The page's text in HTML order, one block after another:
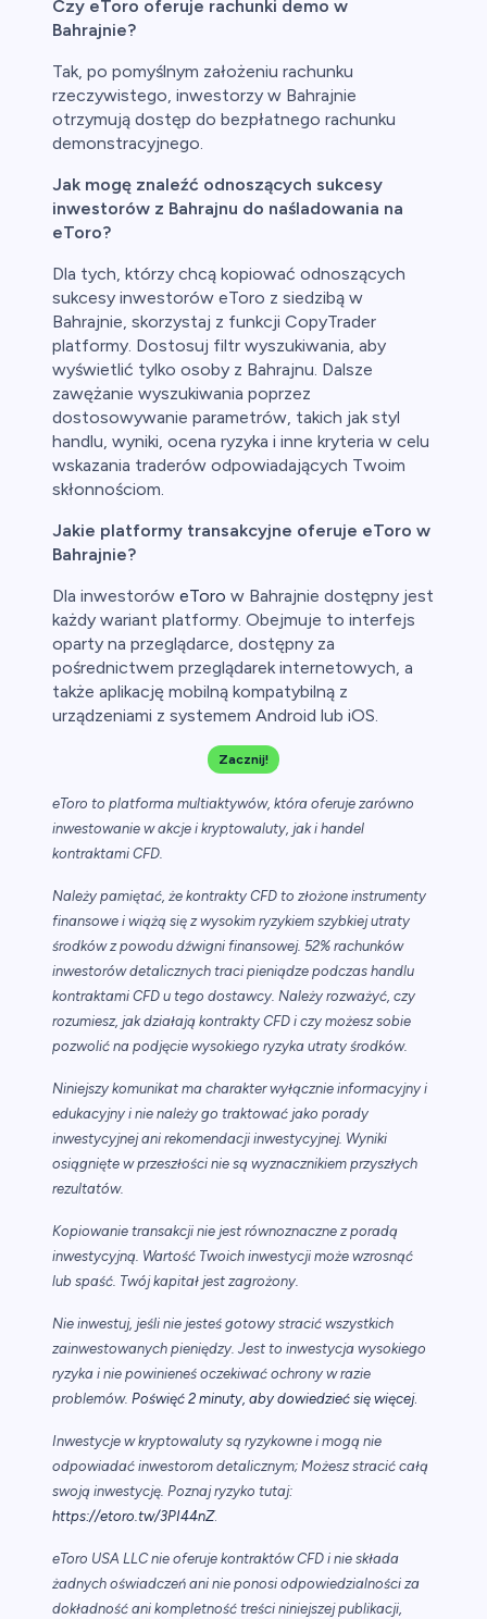
Czy eToro oferuje rachunki demo w
Bahrajnie?
Tak, po pomyślnym założeniu rachunku
rzeczywistego, inwestorzy w Bahrajnie
otrzymują dostęp do bezpłatnego rachunku
demonstracyjnego.
Jak mogę znaleźć odnoszących sukcesy
inwestorów z Bahrajnu do naśladowania na
eToro?
Dla tych, którzy chcą kopiować odnoszących
sukcesy inwestorów eToro z siedzibą w
Bahrajnie, skorzystaj z funkcji CopyTrader
platformy. Dostosuj filtr wyszukiwania, aby
wyświetlić tylko osoby z Bahrajnu. Dalsze
zawężanie wyszukiwania poprzez
dostosowywanie parametrów, takich jak styl
handlu, wyniki, ocena ryzyka i inne kryteria w celu
wskazania traderów odpowiadających Twoim
skłonnościom.
Jakie platformy transakcyjne oferuje eToro w
Bahrajnie?
Dla inwestorów eToro w Bahrajnie dostępny jest
każdy wariant platformy. Obejmuje to interfejs
oparty na przeglądarce, dostępny za
pośrednictwem przeglądarek internetowych, a
także aplikację mobilną kompatybilną z
urządzeniami z systemem Android lub iOS.
Zacznij!
eToro to platforma multiaktywów, która oferuje zarówno
inwestowanie w akcje i kryptowaluty, jak i handel
kontraktami CFD.
Należy pamiętać, że kontrakty CFD to złożone instrumenty
finansowe i wiążą się z wysokim ryzykiem szybkiej utraty
środków z powodu dźwigni finansowej. 52% rachunków
inwestorów detalicznych traci pieniądze podczas handlu
kontraktami CFD u tego dostawcy. Należy rozważyć, czy
rozumiesz, jak działają kontrakty CFD i czy możesz sobie
pozwolić na podjęcie wysokiego ryzyka utraty środków.
Niniejszy komunikat ma charakter wyłącznie informacyjny i
edukacyjny i nie należy go traktować jako porady
inwestycyjnej ani rekomendacji inwestycyjnej. Wyniki
osiągnięte w przeszłości nie są wyznacznikiem przyszłych
rezultatów.
Kopiowanie transakcji nie jest równoznaczne z poradą
inwestycyjną. Wartość Twoich inwestycji może wzrosnąć
lub spaść. Twój kapitał jest zagrożony.
Nie inwestuj, jeśli nie jesteś gotowy stracić wszystkich
zainwestowanych pieniędzy. Jest to inwestycja wysokiego
ryzyka i nie powinieneś oczekiwać ochrony w razie
problemów. Poświęć 2 minuty, aby dowiedzieć się więcej.
Inwestycje w kryptowaluty są ryzykowne i mogą nie
odpowiadać inwestorom detalicznym; Możesz stracić całą
swoją inwestycję. Poznaj ryzyko tutaj:
https://etoro.tw/3PI44nZ.
eToro USA LLC nie oferuje kontraktów CFD i nie składa
żadnych oświadczeń ani nie ponosi odpowiedzialności za
dokładność ani kompletność treści niniejszej publikacji,